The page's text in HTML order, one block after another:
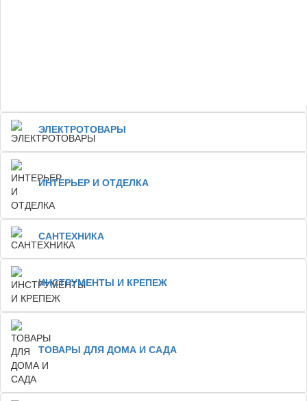
ЭЛЕКТРОТОВАРЫ
ИНТЕРЬЕР И ОТДЕЛКА
САНТЕХНИКА
ИНСТРУМЕНТЫ И КРЕПЕЖ
ТОВАРЫ ДЛЯ ДОМА И САДА